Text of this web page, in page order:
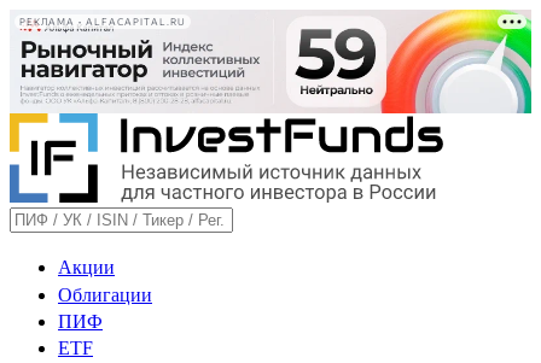
РЕКЛАМА • ALFACAPITAL.RU
Акции
Облигации
ПИФ
ETF